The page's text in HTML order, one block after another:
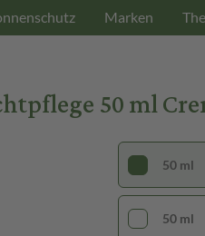
Marken
50 ml
50 ml
50 ml